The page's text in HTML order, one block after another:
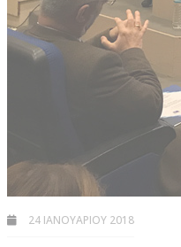
24 ΙΑΝΟΥΑΡΊΟΥ 2018